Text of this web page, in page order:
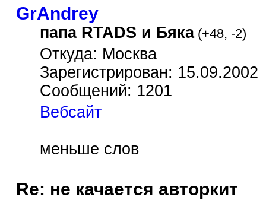
GrAndrey
папа RTADS и Бяка(+48, -2)
Откуда: Москва
Зарегистрирован: 15.09.2002
Сообщений: 1201
Вебсайт
меньше слов
Re: не качается авторкит